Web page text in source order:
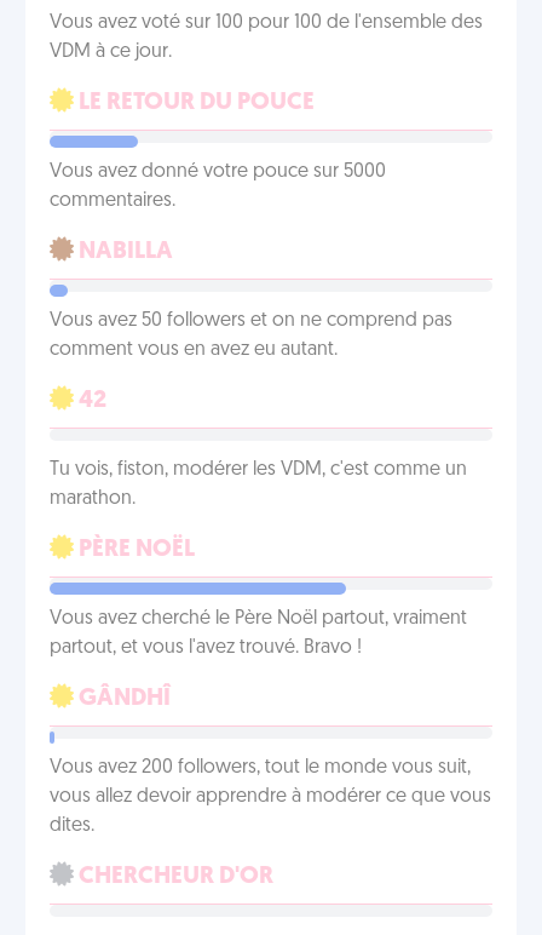
Vous avez voté sur 100 pour 100 de l'ensemble des
VDM à ce jour.
LE RETOUR DU POUCE
Vous avez donné votre pouce sur 5000
commentaires.
NABILLA
Vous avez 50 followers et on ne comprend pas
comment vous en avez eu autant.
42
Tu vois, fiston, modérer les VDM, c'est comme un
marathon.
PÈRE NOËL
Vous avez cherché le Père Noël partout, vraiment
partout, et vous l'avez trouvé. Bravo !
GÂNDHÎ
Vous avez 200 followers, tout le monde vous suit,
vous allez devoir apprendre à modérer ce que vous
dites.
CHERCHEUR D'OR